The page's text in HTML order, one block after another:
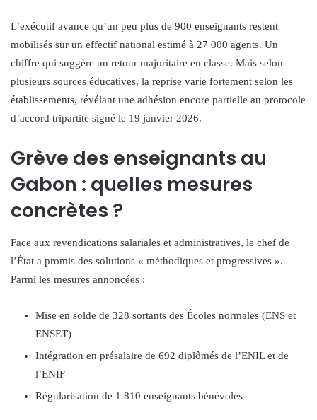
L’exécutif avance qu’un peu plus de 900 enseignants restent
mobilisés sur un effectif national estimé à 27 000 agents. Un
chiffre qui suggère un retour majoritaire en classe. Mais selon
plusieurs sources éducatives, la reprise varie fortement selon les
établissements, révélant une adhésion encore partielle au protocole
d’accord tripartite signé le 19 janvier 2026.
Grève des enseignants au
Gabon : quelles mesures
concrètes ?
Face aux revendications salariales et administratives, le chef de
l’État a promis des solutions « méthodiques et progressives ».
Parmi les mesures annoncées :
Mise en solde de 328 sortants des Écoles normales (ENS et
ENSET)
Intégration en présalaire de 692 diplômés de l’ENIL et de
l’ENIF
Régularisation de 1 810 enseignants bénévoles